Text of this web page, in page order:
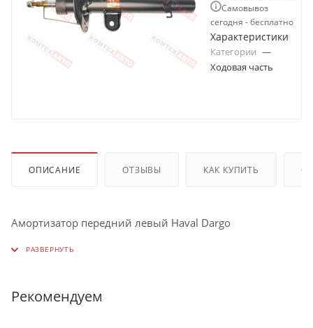
Самовывоз
сегодня - бесплатно
Характеристики
Категории —
Ходовая часть
ОПИСАНИЕ ОТЗЫВЫ КАК КУПИТЬ
Амортизатор передний левый Haval Dargo
Рекомендуем